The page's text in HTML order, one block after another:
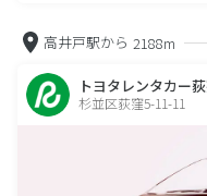
高井戸駅から 2188m
トヨタレンタカー
杉並区荻窪5-11-11